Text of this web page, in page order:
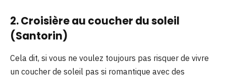
2. Croisière au coucher du soleil
(Santorin)
Cela dit, si vous ne voulez toujours pas risquer de vivre
un coucher de soleil pas si romantique avec des